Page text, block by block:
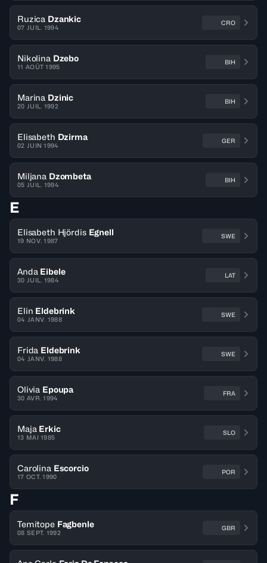
Ruzica Dzankic
07 JUIL. 1994
CRO
Nikolina Dzebo
11 AOÛT 1995
BIH
Marina Dzinic
20 JUIL. 1992
BIH
Elisabeth Dzirma
02 JUIN 1994
GER
Miljana Dzombeta
05 JUIL. 1994
BIH
E
Elisabeth Hjördis Egnell
19 NOV. 1987
SWE
Anda Eibele
30 JUIL. 1984
LAT
Elin Eldebrink
04 JANV. 1988
SWE
Frida Eldebrink
04 JANV. 1988
SWE
Olivia Epoupa
30 AVR. 1994
FRA
Maja Erkic
13 MAI 1985
SLO
Carolina Escorcio
17 OCT. 1990
POR
F
Temitope Fagbenle
08 SEPT. 1992
GBR